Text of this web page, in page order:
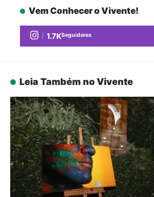
Vem Conhecer o Vivente!
1.7KSeguidores
Leia Também no Vivente